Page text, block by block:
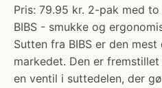
Pris: 79.95 kr. 2-pak med
BIBS - smukke og
Sutten fra BIBS er den
markedet. Den er
en ventil i suttedelen, der